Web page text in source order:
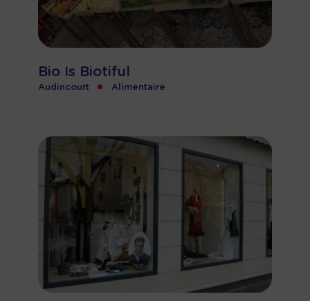
Bio Is Biotiful
Audincourt • Alimentaire